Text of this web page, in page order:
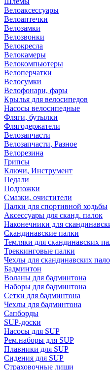
Велоаксессуары
Велоаптечки
Велозамки
Велозвонки
Велокресла
Велокамеры
Велокомпьютеры
Велоперчатки
Велосумки
Велофонари, фары
Крылья для велосипедов
Насосы велосипедные
Фляги, бутылки
Флягодержатели
Велозапчасти
Велозапчасти, Разное
Велорезина
Грипсы
Ключи, Инструмент
Педали
Подножки
Смазки, очистители
Палки для спортивной ходьбы
Аксессуары для сканд. палок
Наконечники для
Скандинавские палки
Темляки для скандинавских
Треккинговые палки
Чехлы для скандинавских
Бадминтон
Воланы для бадминтона
Наборы для бадминтона
Сетки для бадминтона
Чехлы для бадминтона
Сапборды
SUP-доски
Насосы для SUP
Рем.наборы для SUP
Плавники для SUP
Сидения для SUP
Страховочные лиши